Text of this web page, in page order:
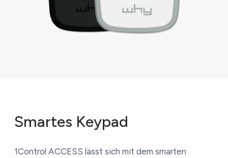
Smartes Keypad
1Control ACCESS lässt sich mit dem smarten